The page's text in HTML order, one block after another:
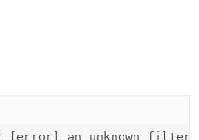
[error] an unknown filter